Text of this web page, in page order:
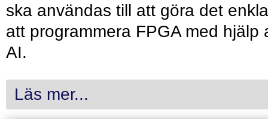
ska användas till att göra det
att programmera FPGA med hjälp
AI.
Läs mer...